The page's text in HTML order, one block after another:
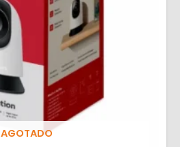
AGOTADO